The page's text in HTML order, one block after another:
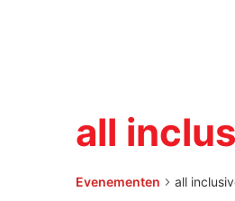
all
Evenementen all